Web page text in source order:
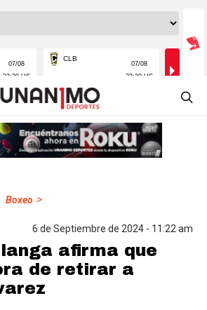
Boxeo >
6 de Septiembre de 2024 - 11:22 am
afirma que
de retirar a